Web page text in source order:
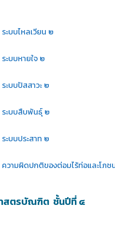
ระบบไหลเวียน ๒
ระบบหายใจ ๒
ระบบปัสสาวะ ๒
ระบบสืบพันธุ์ ๒
ระบบประสาท ๒
ความผิดปกติของต่อมไร้ท่อและโภช
สตรบัณฑิต ชั้นปีที่ ๔